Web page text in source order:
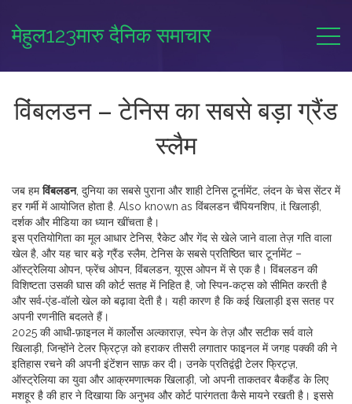
मेहुल123मारु दैनिक समाचार
विंबलडन – टेनिस का सबसे बड़ा ग्रैंड
स्लैम
जब हमविंबलडन, दुनिया का सबसे पुराना और शाही टेनिस टूर्नामेंट, लंदन के चेस सेंटर में
हर गर्मी में आयोजित होता है . Also known as विंबलडन चैंपियनशिप , it खिलाड़ी,
दर्शक और मीडिया का ध्यान खींचता है।
इस प्रतियोगिता का मूल आधारटेनिस, रैकेट और गेंद से खेले जाने वाला तेज़ गति वाला
खेलहै, और यह चार बड़े ग्रैंड स्लैम, टेनिस के सबसे प्रतिष्ठित चार टूर्नामेंट –
ऑस्ट्रेलिया ओपन, फ्रेंच ओपन, विंबलडन, यूएस ओपन में से एक है। विंबलडन की
विशिष्टता उसकी घास की कोर्ट सतह में निहित है, जो स्पिन‑कट्स को सीमित करती है
और सर्व‑एंड‑वॉलो खेल को बढ़ावा देती है। यही कारण है कि कई खिलाड़ी इस सतह पर
अपनी रणनीति बदलते हैं।
2025 की आधी‑फ़ाइनल मेंकार्लोस अल्काराज़ स्पेन के तेज़ और सटीक सर्व वाले
खिलाड़ी, जिन्होंने टेलर फ्रिट्ज़ को हराकर तीसरी लगातार फाइनल में जगह पक्की कीने
इतिहास रचने की अपनी इंटेंशन साफ़ कर दी। उनके प्रतिद्वंद्वीटेलर फ्रिट्ज़
ऑस्ट्रेलिया का युवा और आक्रमणात्मक खिलाड़ी, जो अपनी ताकतवर बैकहैंड के लिए
मशहूर है की हार ने दिखाया कि अनुभव और कोर्ट पारंगतता कैसे मायने रखती है। इससे